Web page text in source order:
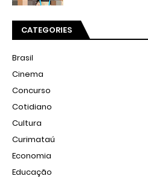
CATEGORIES
Brasil
Cinema
Concurso
Cotidiano
Cultura
Curimataú
Economia
Educação